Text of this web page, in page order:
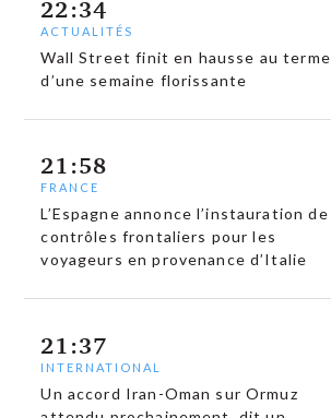
22:34
ACTUALITÉS
Wall Street finit en hausse au terme
d’une semaine florissante
21:58
FRANCE
L’Espagne annonce l’instauration de
contrôles frontaliers pour les
voyageurs en provenance d’Italie
21:37
INTERNATIONAL
Un accord Iran-Oman sur Ormuz